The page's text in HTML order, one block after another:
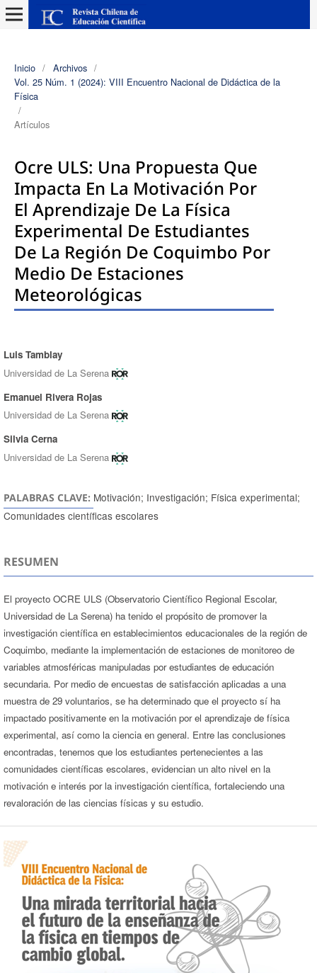
Inicio / Archivos /
Vol. 25 Núm. 1 (2024): VIII Encuentro Nacional de Didáctica de la
Física
/
Artículos
Ocre ULS: Una Propuesta Que
Impacta En La Motivación Por
El Aprendizaje De La Física
Experimental De Estudiantes
De La Región De Coquimbo Por
Medio De Estaciones
Meteorológicas
Autores/as
Luis Tamblay
Universidad de La Serena
Emanuel Rivera Rojas
Universidad de La Serena
Silvia Cerna
Universidad de La Serena
PALABRAS CLAVE: Motivación; Investigación; Física experimental;
Comunidades científicas escolares
RESUMEN
El proyecto OCRE ULS (Observatorio Científico Regional Escolar,
Universidad de La Serena) ha tenido el propósito de promover la
investigación científica en establecimientos educacionales de la región de
Coquimbo, mediante la implementación de estaciones de monitoreo de
variables atmosféricas manipuladas por estudiantes de educación
secundaria. Por medio de encuestas de satisfacción aplicadas a una
muestra de 29 voluntarios, se ha determinado que el proyecto sí ha
impactado positivamente en la motivación por el aprendizaje de física
experimental, así como la ciencia en general. Entre las conclusiones
encontradas, tenemos que los estudiantes pertenecientes a las
comunidades científicas escolares, evidencian un alto nivel en la
motivación e interés por la investigación científica, fortaleciendo una
revaloración de las ciencias físicas y su estudio.